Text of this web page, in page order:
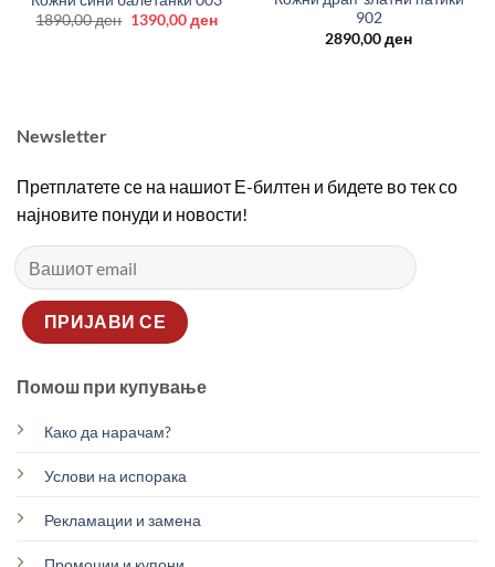
1890,00ден Original
1390,00денCurrent
902
2890,00ден
Newsletter
Претплатете се на нашиот Е-билтен и бидете во тек со
најновите понуди и новости!
Помош при купување
Како да нарачам?
Услови на испорака
Рекламации и замена